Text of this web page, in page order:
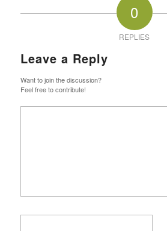
0
REPLIES
Leave a Reply
Want to join the discussion?
Feel free to contribute!